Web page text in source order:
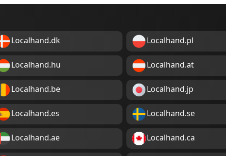
Localhand.dk Localhand.pl
Localhand.hu Localhand.at
Localhand.be Localhand.jp
Localhand.es Localhand.se
Localhand.ae Localhand.ca